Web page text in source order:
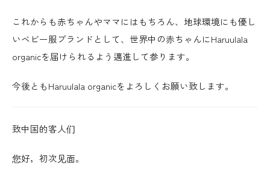
これからも赤ちゃんやママにはもちろん、地球環境にも優し
いベビー服ブランドとして、世界中の赤ちゃんにHaruulala
organicを届けられるよう邁進して参ります。
今後ともHaruulala organicをよろしくお願い致します。
致中国的客人们
您好，初次见面。